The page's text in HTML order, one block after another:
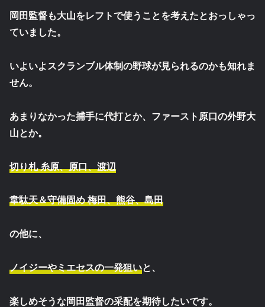
岡田監督も大山をレフトで使うことを考えたとおっしゃっ
ていました。
いよいよスクランブル体制の野球が見られるのかも知れま
せん。
あまりなかった捕手に代打とか、ファースト原口の外野大
山とか。
切り札 糸原、原口、渡辺
韋駄天＆守備固め 梅田、熊谷、島田
の他に、
ノイジーやミエセスの一発狙いと、
楽しめそうな岡田監督の采配を期待したいです。